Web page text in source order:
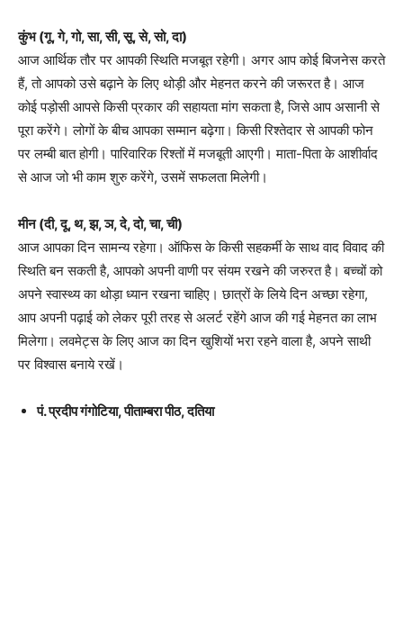
कुंभ (गू, गे, गो, सा, सी, सू, से, सो, दा)
आज आर्थिक तौर पर आपकी स्थिति मजबूत रहेगी। अगर आप कोई बिजनेस करते
हैं, तो आपको उसे बढ़ाने के लिए थोड़ी और मेहनत करने की जरूरत है। आज
कोई पड़ोसी आपसे किसी प्रकार की सहायता मांग सकता है, जिसे आप असानी से
पूरा करेंगे। लोगों के बीच आपका सम्मान बढ़ेगा। किसी रिश्तेदार से आपकी फोन
पर लम्बी बात होगी। पारिवारिक रिश्तों में मजबूती आएगी। माता-पिता के आशीर्वाद
से आज जो भी काम शुरु करेंगे, उसमें सफलता मिलेगी।
मीन (दी, दू, थ, झ, ञ, दे, दो, चा, ची)
आज आपका दिन सामन्य रहेगा। ऑफिस के किसी सहकर्मी के साथ वाद विवाद की
स्थिति बन सकती है, आपको अपनी वाणी पर संयम रखने की जरुरत है। बच्चों को
अपने स्वास्थ्य का थोड़ा ध्यान रखना चाहिए। छात्रों के लिये दिन अच्छा रहेगा,
आप अपनी पढ़ाई को लेकर पूरी तरह से अलर्ट रहेंगे आज की गई मेहनत का लाभ
मिलेगा। लवमेट्स के लिए आज का दिन खुशियों भरा रहने वाला है, अपने साथी
पर विश्वास बनाये रखें।
पं. प्रदीप गंगोटिया, पीताम्बरा पीठ, दतिया